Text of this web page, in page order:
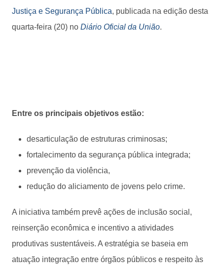
Justiça e Segurança Pública, publicada na edição desta
quarta-feira (20) no Diário Oficial da União.
Entre os principais objetivos estão:
desarticulação de estruturas criminosas;
fortalecimento da segurança pública integrada;
prevenção da violência,
redução do aliciamento de jovens pelo crime.
A iniciativa também prevê ações de inclusão social,
reinserção econômica e incentivo a atividades
produtivas sustentáveis. A estratégia se baseia em
atuação integração entre órgãos públicos e respeito às